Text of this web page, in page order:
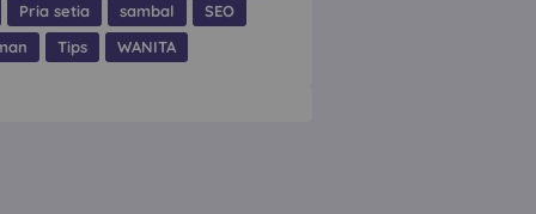
Pria setia sambal
SEO
Tips WANITA